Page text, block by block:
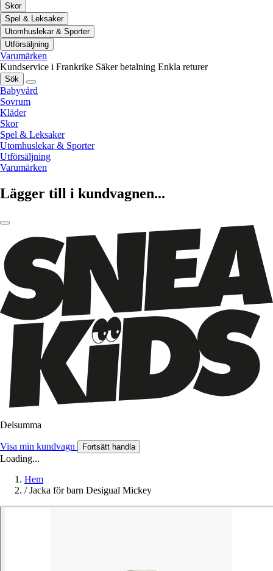
Skor
Spel & Leksaker
Utomhuslekar & Sporter
Utförsäljning
Varumärken
Kundservice i Frankrike Säker betalning Enkla returer
Sök
Babyvård
Sovrum
Kläder
Skor
Spel & Leksaker
Utomhuslekar & Sporter
Utförsäljning
Varumärken
Lägger till i kundvagnen...
Delsumma
Visa min kundvagn Fortsätt handla
Loading...
Hem
/ Jacka för barn Desigual Mickey